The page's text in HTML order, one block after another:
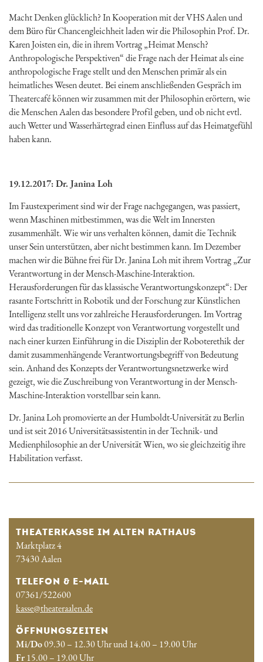
Macht Denken glücklich? In Kooperation mit der VHS Aalen und
dem Büro für Chancengleichheit laden wir die Philosophin Prof. Dr.
Karen Joisten ein, die in ihrem Vortrag „Heimat Mensch?
Anthropologische Perspektiven“ die Frage nach der Heimat als eine
anthropologische Frage stellt und den Menschen primär als ein
heimatliches Wesen deutet. Bei einem anschließenden Gespräch im
Theatercafé können wir zusammen mit der Philosophin erörtern, wie
die Menschen Aalen das besondere Profil geben, und ob nicht evtl.
auch Wetter und Wasserhärtegrad einen Einfluss auf das Heimatgefühl
haben kann.
19.12.2017: Dr. Janina Loh
Im Faustexperiment sind wir der Frage nachgegangen, was passiert,
wenn Maschinen mitbestimmen, was die Welt im Innersten
zusammenhält. Wie wir uns verhalten können, damit die Technik
unser Sein unterstützen, aber nicht bestimmen kann. Im Dezember
machen wir die Bühne frei für Dr. Janina Loh mit ihrem Vortrag „Zur
Verantwortung in der Mensch-Maschine-Interaktion.
Herausforderungen für das klassische Verantwortungskonzept“: Der
rasante Fortschritt in Robotik und der Forschung zur Künstlichen
Intelligenz stellt uns vor zahlreiche Herausforderungen. Im Vortrag
wird das traditionelle Konzept von Verantwortung vorgestellt und
nach einer kurzen Einführung in die Disziplin der Roboterethik der
damit zusammenhängende Verantwortungsbegriff von Bedeutung
sein. Anhand des Konzepts der Verantwortungsnetzwerke wird
gezeigt, wie die Zuschreibung von Verantwortung in der Mensch-
Maschine-Interaktion vorstellbar sein kann.
Dr. Janina Loh promovierte an der Humboldt-Universität zu Berlin
und ist seit 2016 Universitätsassistentin in der Technik- und
Medienphilosophie an der Universität Wien, wo sie gleichzeitig ihre
Habilitation verfasst.
THEATERKASSE IM ALTEN RATHAUS
Marktplatz 4
73430 Aalen
TELEFON & E-MAIL
07361/522600
kasse@theateraalen.de
ÖFFNUNGSZEITEN
Mi/Do09.30 – 12.30 Uhr und 14.00 – 19.00 Uhr
Fr15.00 – 19.00 Uhr